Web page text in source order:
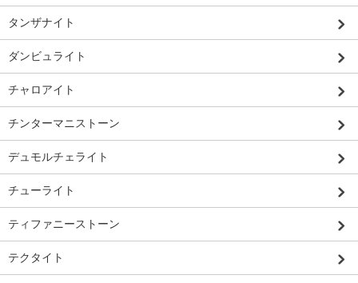
タンザナイト
ダンビュライト
チャロアイト
チンターマニストーン
デュモルチェライト
チューライト
ティファニーストーン
テクタイト